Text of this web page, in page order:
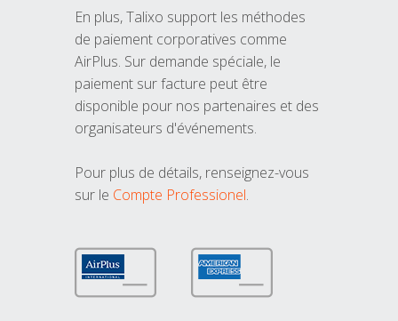
En plus, Talixo support les méthodes
de paiement corporatives comme
AirPlus. Sur demande spéciale, le
paiement sur facture peut être
disponible pour nos partenaires et des
organisateurs d'événements.
Pour plus de détails, renseignez-vous
sur le Compte Professionel.